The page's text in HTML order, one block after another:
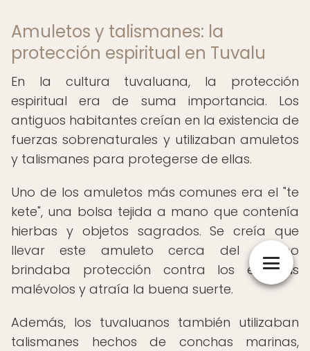
Amuletos y talismanes: la
protección espiritual en Tuvalu
En la cultura tuvaluana, la protección
espiritual era de suma importancia. Los
antiguos habitantes creían en la existencia de
fuerzas sobrenaturales y utilizaban amuletos
y talismanes para protegerse de ellas.
Uno de los amuletos más comunes era el "te
kete", una bolsa tejida a mano que contenía
hierbas y objetos sagrados. Se creía que
llevar este amuleto cerca del cuerpo
brindaba protección contra los espíritus
malévolos y atraía la buena suerte.
Además, los tuvaluanos también utilizaban
talismanes hechos de conchas marinas,